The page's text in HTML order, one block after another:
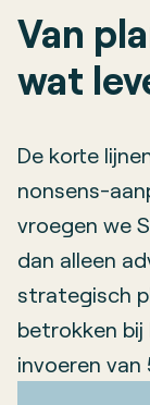
Van
wat
De korte
nonsens-
vroegen we
dan alleen
strategisch
betrokken
invoeren van